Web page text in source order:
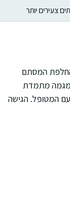
צעירים יותר
החלפת המסתם
מגמה מתמדת
עם המטופל. הגישה